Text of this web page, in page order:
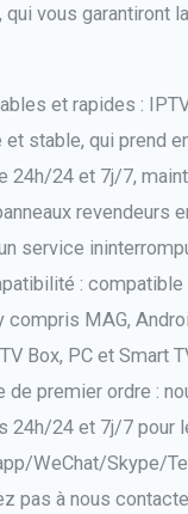
vous garantiront
et rapides :
et stable, qui prend
24h/24 et 7j/7,
revendeurs
service
:
compris MAG,
Box, PC et Smart
de premier ordre :
24h/24 et 7j/7 pour
WeChat/Skype/
pas à nous